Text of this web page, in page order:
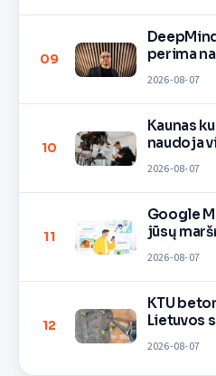
09
perima
2026-08-07
10
Kaunas
naudoja
2026-08-07
11
Google
jūsų
2026-08-07
12
KTU
Lietuvos
2026-08-07